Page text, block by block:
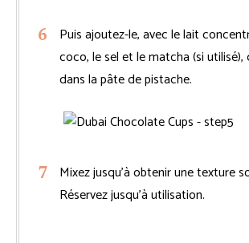
Puis ajoutez-le, avec le lait
coco, le sel et le matcha (si
dans la pâte de pistache.
Mixez jusqu’à obtenir une texture
Réservez jusqu’à utilisation.